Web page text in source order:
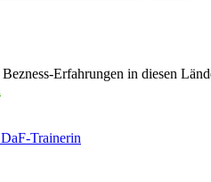
Erfahrungen in diesen
Trainerin